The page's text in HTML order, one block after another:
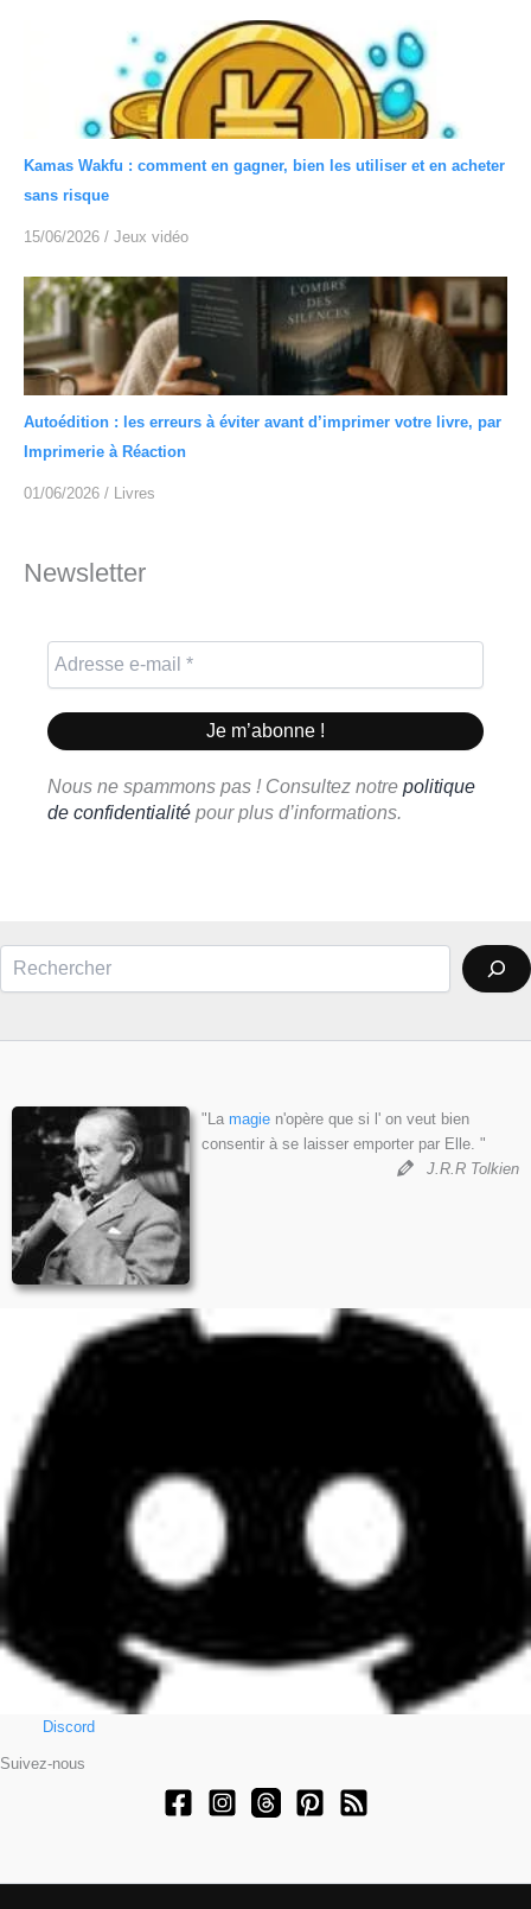
Kamas Wakfu : comment en gagner, bien les utiliser et en acheter
sans risque
15/06/2026 / Jeux vidéo
Autoédition : les erreurs à éviter avant d’imprimer votre livre, par
Imprimerie à Réaction
01/06/2026 / Livres
Newsletter
Nous ne spammons pas ! Consultez notre politique
de confidentialité pour plus d’informations.
Rechercher
"La magie n'opère que si l' on veut bien
consentir à se laisser emporter par Elle. "
J.R.R Tolkien
Discord
Suivez-nous